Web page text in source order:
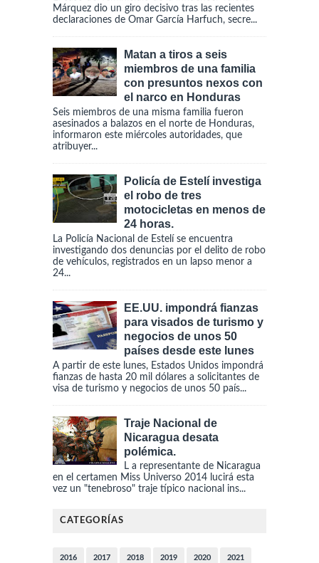
Márquez dio un giro decisivo tras las recientes
declaraciones de Omar García Harfuch, secre...
Matan a tiros a seis
miembros de una familia
con presuntos nexos con
el narco en Honduras
Seis miembros de una misma familia fueron
asesinados a balazos en el norte de Honduras,
informaron este miércoles autoridades, que
atribuyer...
Policía de Estelí investiga
el robo de tres
motocicletas en menos de
24 horas.
La Policía Nacional de Estelí se encuentra
investigando dos denuncias por el delito de robo
de vehículos, registrados en un lapso menor a
24...
EE.UU. impondrá fianzas
para visados de turismo y
negocios de unos 50
países desde este lunes
A partir de este lunes, Estados Unidos impondrá
fianzas de hasta 20 mil dólares a solicitantes de
visa de turismo y negocios de unos 50 país...
Traje Nacional de
Nicaragua desata
polémica.
L a representante de Nicaragua
en el certamen Miss Universo 2014 lucirá esta
vez un "tenebroso" traje típico nacional ins...
CATEGORÍAS
2016 2017 2018 2019 2020 2021